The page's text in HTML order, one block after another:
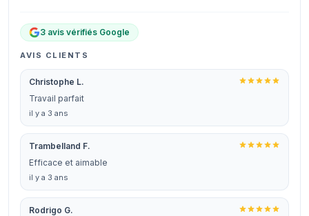
3 avis vérifiés Google
AVIS CLIENTS
Christophe L.
Travail parfait
il y a 3 ans
Trambelland F.
Efficace et aimable
il y a 3 ans
Rodrigo G.